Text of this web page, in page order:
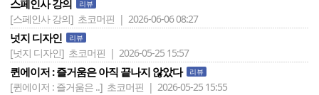
스페인사 강의 리뷰
[스페인사 강의] 초코머핀 | 2026-06-06 08:27
넛지 디자인 리뷰
[넛지 디자인] 초코머핀 | 2026-05-25 15:57
퀸에이저 : 즐거움은 아직 끝나지 않았다 리뷰
[퀸에이저 : 즐거움은 ..] 초코머핀 | 2026-05-25 15:55